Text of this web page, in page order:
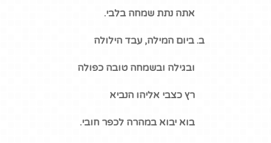
אתה נתת שמחה בלבי.
ב. ביום המילה, עבד הילולה
ובגילה ובשמחה טובה כפולה
רץ כצבי אליהו הנביא
בוא יבוא במהרה לכפר חובי.